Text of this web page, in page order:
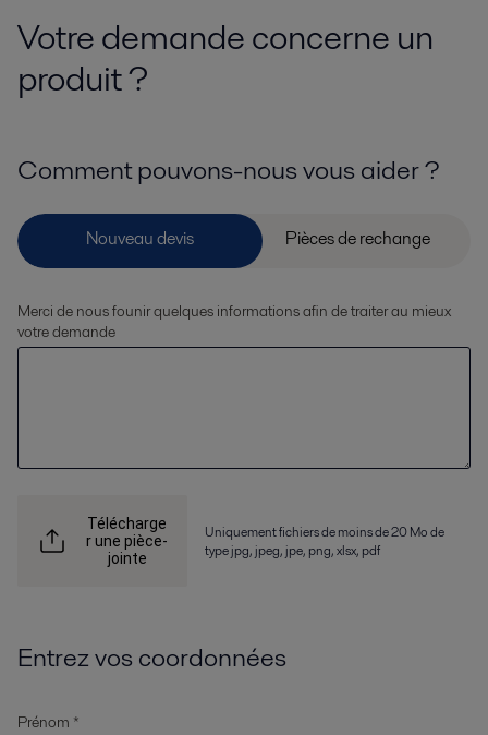
Votre demande concerne un
produit ?
Comment pouvons-nous vous aider ?
Merci de nous founir quelques informations afin de traiter au mieux
votre demande
Télécharge
r une pièce-
jointe
Uniquement fichiers de moins de 20 Mo de
type jpg, jpeg, jpe, png, xlsx, pdf
Entrez vos coordonnées
Prénom *